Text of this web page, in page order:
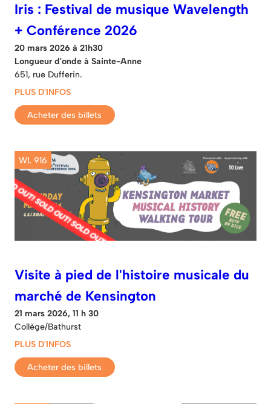
Iris : Festival de musique Wavelength
+ Conférence 2026
20 mars 2026 à 21h30
Longueur d'onde à Sainte-Anne
651, rue Dufferin.
PLUS D'INFOS
Acheter des billets
WL 916
Visite à pied de l'histoire musicale du
marché de Kensington
21 mars 2026, 11 h 30
Collège/Bathurst
PLUS D'INFOS
Acheter des billets